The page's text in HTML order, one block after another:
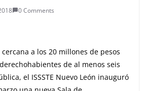
0 Comments
a los 20 millones de pesos
de al menos seis
el ISSSTE Nuevo León inauguró